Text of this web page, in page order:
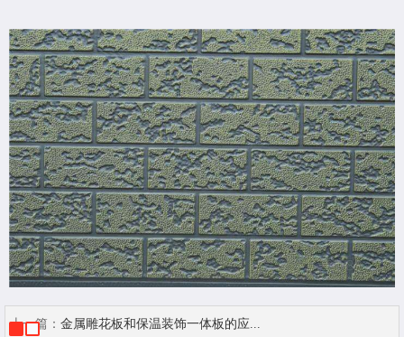
上一篇： 金属雕花板和保温装饰一体板的应...